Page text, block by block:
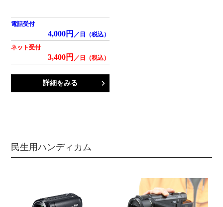
電話受付
4,000円 ／日（税込）
ネット受付
3,400円 ／日（税込）
詳細をみる
民生用ハンディカム